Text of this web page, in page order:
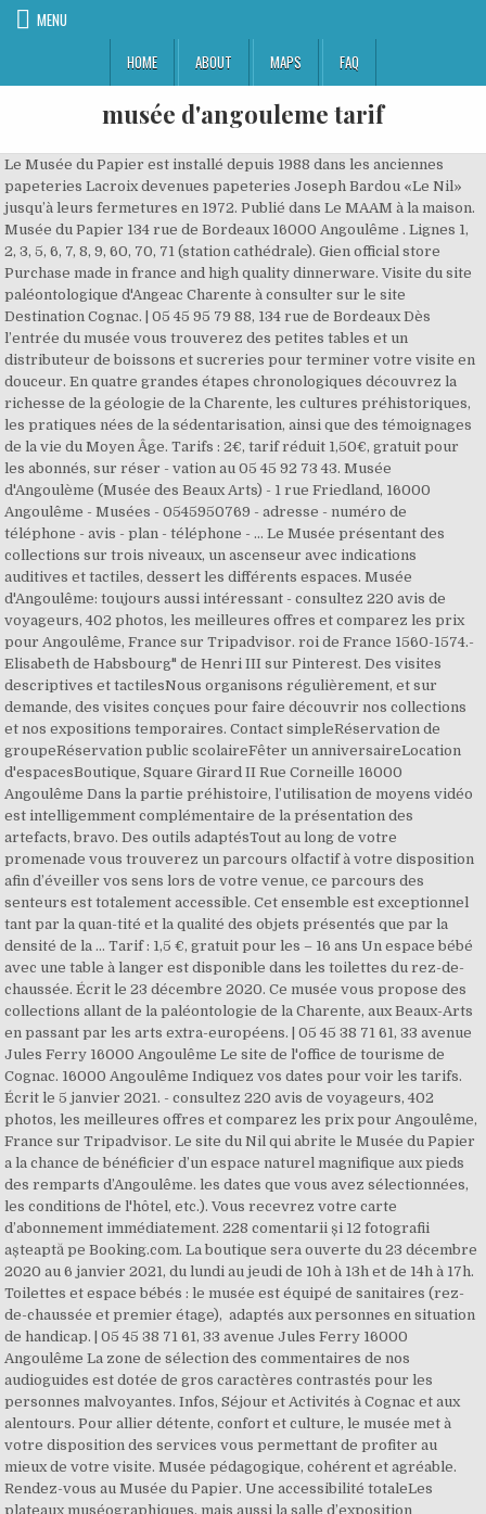
MENU
HOME
ABOUT MAPS FAQ
musée d'angouleme tarif
Le Musée du Papier est installé depuis 1988 dans les anciennes papeteries Lacroix devenues papeteries Joseph Bardou «Le Nil» jusqu’à leurs fermetures en 1972. Publié dans Le MAAM à la maison. Musée du Papier 134 rue de Bordeaux 16000 Angoulême . Lignes 1, 2, 3, 5, 6, 7, 8, 9, 60, 70, 71 (station cathédrale). Gien official store Purchase made in france and high quality dinnerware. Visite du site paléontologique d'Angeac Charente à consulter sur le site Destination Cognac. | 05 45 95 79 88, 134 rue de Bordeaux Dès l’entrée du musée vous trouverez des petites tables et un distributeur de boissons et sucreries pour terminer votre visite en douceur. En quatre grandes étapes chronologiques découvrez la richesse de la géologie de la Charente, les cultures préhistoriques, les pratiques nées de la sédentarisation, ainsi que des témoignages de la vie du Moyen Âge. Tarifs : 2€, tarif réduit 1,50€, gratuit pour les abonnés, sur réser - vation au 05 45 92 73 43. Musée d'Angoulème (Musée des Beaux Arts) - 1 rue Friedland, 16000 Angoulême - Musées - 0545950769 - adresse - numéro de téléphone - avis - plan - téléphone - … Le Musée présentant des collections sur trois niveaux, un ascenseur avec indications auditives et tactiles, dessert les différents espaces. Musée d'Angoulême: toujours aussi intéressant - consultez 220 avis de voyageurs, 402 photos, les meilleures offres et comparez les prix pour Angoulême, France sur Tripadvisor. roi de France 1560-1574.-Elisabeth de Habsbourg" de Henri III sur Pinterest. Des visites descriptives et tactilesNous organisons régulièrement, et sur demande, des visites conçues pour faire découvrir nos collections et nos expositions temporaires. Contact simpleRéservation de groupeRéservation public scolaireFêter un anniversaireLocation d'espacesBoutique, Square Girard II Rue Corneille 16000 Angoulême Dans la partie préhistoire, l’utilisation de moyens vidéo est intelligemment complémentaire de la présentation des artefacts, bravo. Des outils adaptésTout au long de votre promenade vous trouverez un parcours olfactif à votre disposition afin d’éveiller vos sens lors de votre venue, ce parcours des senteurs est totalement accessible. Cet ensemble est exceptionnel tant par la quan-tité et la qualité des objets présentés que par la densité de la ... Tarif : 1,5 €, gratuit pour les – 16 ans Un espace bébé avec une table à langer est disponible dans les toilettes du rez-de-chaussée. Écrit le 23 décembre 2020. Ce musée vous propose des collections allant de la paléontologie de la Charente, aux Beaux-Arts en passant par les arts extra-européens. | 05 45 38 71 61, 33 avenue Jules Ferry 16000 Angoulême Le site de l'office de tourisme de Cognac. 16000 Angoulême Indiquez vos dates pour voir les tarifs. Écrit le 5 janvier 2021. - consultez 220 avis de voyageurs, 402 photos, les meilleures offres et comparez les prix pour Angoulême, France sur Tripadvisor. Le site du Nil qui abrite le Musée du Papier a la chance de bénéficier d’un espace naturel magnifique aux pieds des remparts d’Angoulême. les dates que vous avez sélectionnées, les conditions de l'hôtel, etc.). Vous recevrez votre carte d’abonnement immédiatement. 228 comentarii și 12 fotografii așteaptă pe Booking.com. La boutique sera ouverte du 23 décembre 2020 au 6 janvier 2021, du lundi au jeudi de 10h à 13h et de 14h à 17h. Toilettes et espace bébés : le musée est équipé de sanitaires (rez-de-chaussée et premier étage), adaptés aux personnes en situation de handicap. | 05 45 38 71 61, 33 avenue Jules Ferry 16000 Angoulême La zone de sélection des commentaires de nos audioguides est dotée de gros caractères contrastés pour les personnes malvoyantes. Infos, Séjour et Activités à Cognac et aux alentours. Pour allier détente, confort et culture, le musée met à votre disposition des services vous permettant de profiter au mieux de votre visite. Musée pédagogique, cohérent et agréable. Rendez-vous au Musée du Papier. Une accessibilité totaleLes plateaux muséographiques, mais aussi la salle d’exposition temporaire, les espaces sanitaires, l’administration, les espaces d’animation, la salle de conférence et le centre de documentation sont équipés et accessibles. Comme une BD de 8 mai 2016 - Découvrez le tableau "Charles IX de VALOIS D'ANGOULEME 1550-1560/1574. Musée d'Angoulême, Musée du Papier, Archives Municipales, Artothèque. Musée d'angouleme tarif Accueil MAAM Angoulêm . Hotels near Office de Tourisme du Pays d'Angouleme, Angouleme on Tripadvisor: Find 4,683 traveller reviews, 1,396 candid photos, and prices for 30 hotels near Office de Tourisme du Pays d'Angouleme in Angouleme, France. [Téléchargez le formulaire d’abonnement] > Formulaire d’abonnement au musée. | 05 45 38 91 97, Musée du Papier134, rue de Bordeaux16000 Angoulême Services adaptés et accessibilité : le musée est accessible aux publics en situation de handicap. Venez (re)découvrir nos structures autant de fois que vous en avez envie. Vestiaires surveillés et gratuits : sont acceptés les vêtements, petites bagageries, poussettes…. Set an elegant table with Gien dinnerware and discover more than 30 collections (Toscana, Sologne, Les Filets, Pont aux choux, Millefleurs,...). Plan du musée : nous vous proposons un plan guide afin de découvrir le musée disponible à l’accueil. L’entrée aux musées est gratuite tous les 1ers dimanches du mois. Publié dans Le MAAM à la maison, Musée d'Angoulême, Rojer Féghali est né à Beyrouth, dans un pays que nous ne connaissons que comme théâtre de la guerre, avec son cortège de villes détruites, sa musique et ses cèdres millénaires, eux-mêmes menacés de disparition. Voir plus d'idées sur le thème Roi de france, France, Personnages historiques. n nLe musée d'Angoulême, on y accède par un jardin ensoleillé au chevet de la Cathédrale St Pierre d'Angoulême. Elle vit et travaille à Villejuif. Square Girard II Rue Corneille 16000 Angoulême Conformément aux directives gouvernementales de lutte contre la propagation du virus Covid-19, le Musée d’Angoulême, le Musée du Papier et l’Artothèque d’Angoulême sont fermés jusqu’à nouvel ordre. Droit d'entrée individuel musée du papier 1 visiteur 2,00 € 3,00 € 2,00 € 3,00 € Droit d'entrée tarif réduit musée d'Angoulême** 1 visiteur 3,00 € 3,00 € Droit d'entrée tarif réduit musée du papier** 1 visiteur 2,00 € 2,00 € Tarif gratuit* 1 visiteur Abonnement individuel (programmation) 1 visiteur 28,00 € 28,00 € Musée d'Angoulême, Angoulême : consultez 218 avis, articles et 402 photos de Musée d'Angoulême, classée n°1 sur 28 activités à Angoulême sur Tripadvisor. Le musée de la bande dessinée vous accueille dans les chais, 1 quai de la Charente. Hotels near Musee d'Angouleme, Angouleme on Tripadvisor: Find 4,659 traveler reviews, 1,393 candid photos, and prices for 30 hotels near Musee d'Angouleme in Angouleme, France. Prêts de sièges pliants : ils sont disponibles sur simple demande à l’accueil et permettent un plus grand confort de visite lors de votre déambulation, que vous souhaitiez profiter plus longtemps d’une œuvre ou quand la posture debout devient pénible. Le Musée d’Angoulême a reçu, en 2011, une très importante donation d’objets témoins de la culture fali, peuple du Nord Cameroun. Un parcours des senteurs accompagné d’un livret en braille et gros caractères vous permettra de faire une découverte originale des collections. Avec près de 4 000 musées référencés, nous voulons rendre compte de la diversité et de la richesse de l’offre culturelle et artistique nationale ! Hotels near Hotel de Ville d’Angouleme / le Chateau Comtal, Angouleme on Tripadvisor: Find 4,677 traveller reviews, 1,393 candid photos, and prices for 30 hotels near Hotel de Ville d’Angouleme / le Chateau Comtal in Angouleme, France. Musée d’Angoulême Horaires d’ouverture Tarifs Venir au musée Confort de visite Plan du musée Contact Conformément aux directives gouvernementales de lutte contre la propagation du virus Covid-19, le Musée d’Angoulême, le Musée du Papier et l’Artothèque d’Angoulême sont fermés jusqu’à nouvel ordre. Pour vous initier à l'origami, une seule adresse celle du Musée du Papier où notre bénévole origamiste, Jean-Francis Dupoirier dispense ses précieux conseils … retrouvez l’image ici 30 avr. | 05 45 95 79 88, 134 rue de Bordeaux Écrit le 24 décembre 2020. Espaces repos et détente : aux premier et troisième étages nous vous proposons des espaces de repos vous permettant de faire une pause, de consulter notre programme trimestriel et le catalogue du musée. | 06 22 44 12 59, Les outils pour découvrir les musées et archives, Détenteurs d’un ticket de moins de 7 jours de l’autre musée ou ticket de visite du Trésor de la Cathédrale, Personnes en situation de handicap ou d’invalidité et leur accompagnateur, Enseignants préparant une visite programmée, Anciens combattants et victimes de guerre, Animation en journée : 2 € + entrée individuelle, Animation hors ouverture : 4,50 € – Tarif réduit : 3,50 €, En complément de l’entrée individuelle : Adulte 2 € – Enfant 1,50 €, Gratuit : crèches, scolaires du 1er degré, centre de loisirs, public spécifique, groupes abonnés, accompagnateurs, Collèges et lycées : 1,5 € par élève (sans abonnement), Gratuit : crèches, scolaires du 1er degré, public spécifique, accompagnateurs, Collèges et lycées : 2,5 € par élève (gratuit pour les groupes scolaires abonnés), Centre de loisirs : 1,50 € par enfant (gratuit pour les abonnés), Structure (abonnement prévu pour les associations, les structures institutionnelles et les entreprises) : 60 €. Le Trésor de la cathédrale d’Angoulême, commencé en 2008 et terminé en 2016, est une œuvre monumentale de l’artiste Jean-Michel Othoniel qui met en scène plus de 200 objets et sculptures liturgiques datant pour la plupart du XIXe siècle. La banque d’accueil est adaptée pour l’emplacement d’un fauteuil roulant. Des visites en LSF : Nous vous proposons, régulièrement et sur demande, de découvrir nos collections permanentes et nos expositions temporaires avec des v